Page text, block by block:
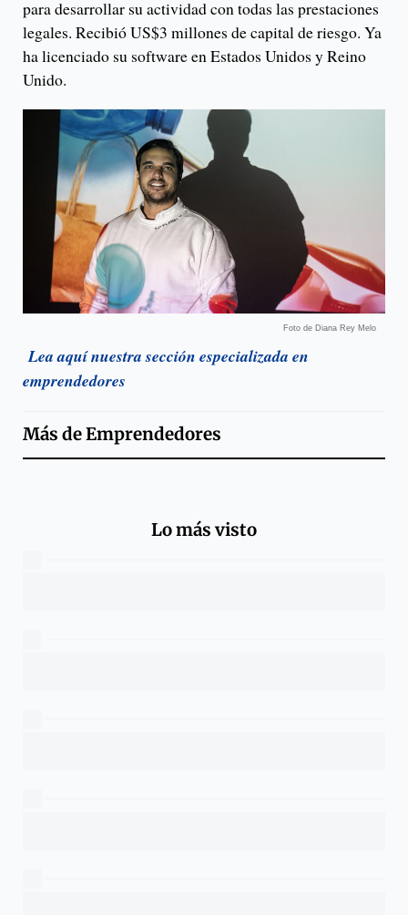
para desarrollar su actividad con todas las prestaciones
legales. Recibió US$3 millones de capital de riesgo. Ya
ha licenciado su software en Estados Unidos y Reino
Unido.
Foto de Diana Rey Melo
Lea aquí nuestra sección especializada en
emprendedores
Más deEmprendedores
Lo más visto